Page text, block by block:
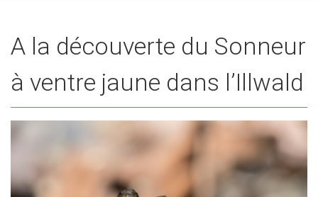
A la découverte du Sonneur
à ventre jaune dans l’Illwald